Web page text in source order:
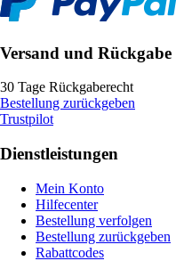
Versand und Rückgabe
30 Tage Rückgaberecht
Bestellung zurückgeben
Trustpilot
Dienstleistungen
Mein Konto
Hilfecenter
Bestellung verfolgen
Bestellung zurückgeben
Rabattcodes